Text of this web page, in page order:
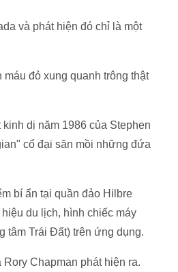
và phát hiện đó chỉ là một
đỏ xung quanh trông thật
dị năm 1986 của Stephen
cổ đại săn mồi những đứa
bí ẩn tại quần đảo Hilbre
du lịch, hình chiếc máy
tâm Trái Đất) trên ứng dụng.
Chapman phát hiện ra.